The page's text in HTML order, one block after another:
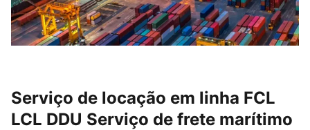
Serviço de locação em linha FCL
LCL DDU Serviço de frete marítimo